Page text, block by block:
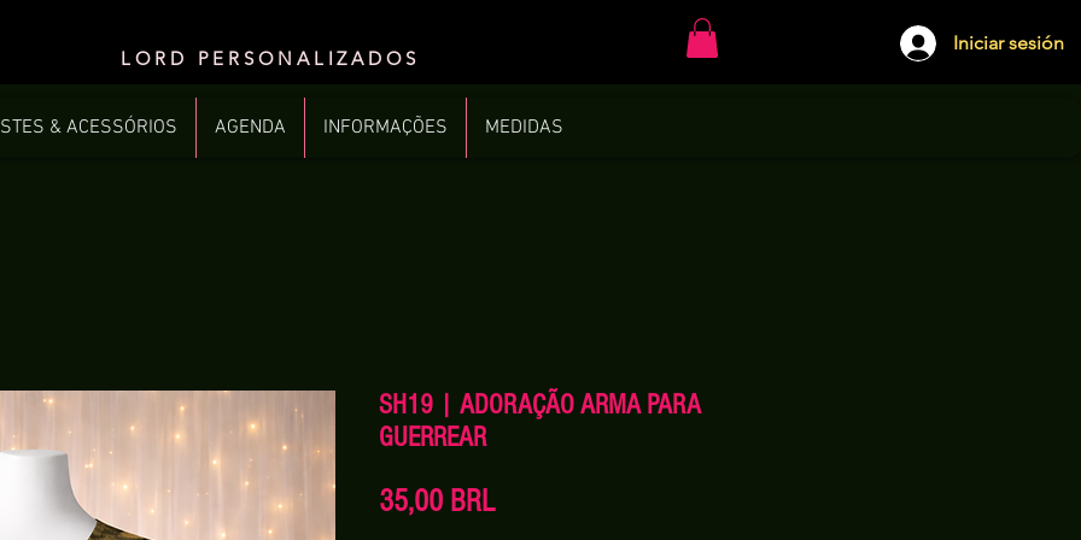
Iniciar sesión
LORD PERSONALIZADOS
& ACESSÓRIOS AGENDA INFORMAÇÕES MEDIDAS
SH19 | ADORAÇÃO ARMA PARA
GUERREAR
35,00 BRLPrecio